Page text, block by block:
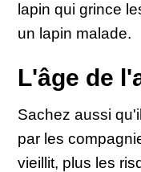
lapin qui grince
un lapin malade.
L'âge de
Sachez aussi
par les
vieillit, plus les